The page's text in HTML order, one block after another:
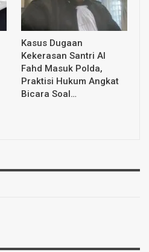
Kasus Dugaan
Kekerasan Santri Al
Fahd Masuk Polda,
Praktisi Hukum Angkat
Bicara Soal…